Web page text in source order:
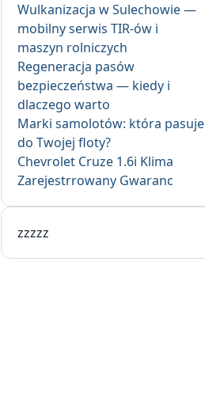
Wulkanizacja w Sulechowie —
mobilny serwis TIR-ów i
maszyn rolniczych
Regeneracja pasów
bezpieczeństwa — kiedy i
dlaczego warto
Marki samolotów: która pasuje
do Twojej floty?
Chevrolet Cruze 1.6i Klima
Zarejestrrowany Gwaranc
zzzzz